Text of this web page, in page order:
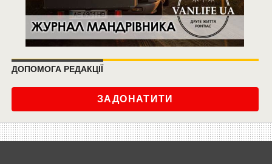
ДОПОМОГА РЕДАКЦІЇ
ЗАДОНАТИТИ